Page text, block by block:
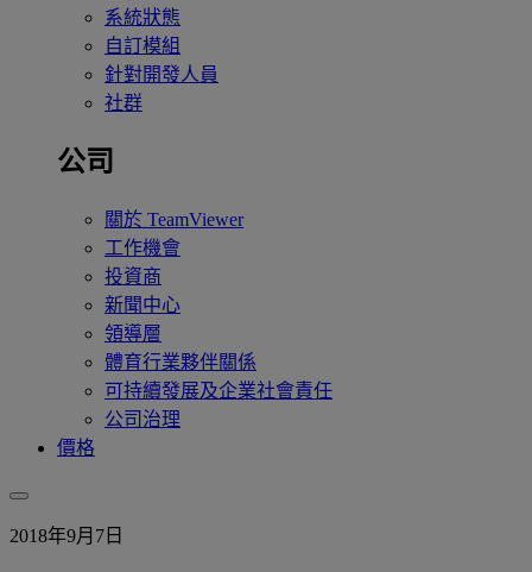
系統狀態
自訂模組
針對開發人員
社群
公司
關於 TeamViewer
工作機會
投資商
新聞中心
領導層
體育行業夥伴關係
可持續發展及企業社會責任
公司治理
價格
2018年9月7日